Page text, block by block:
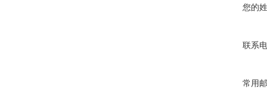
您的
联系
常用